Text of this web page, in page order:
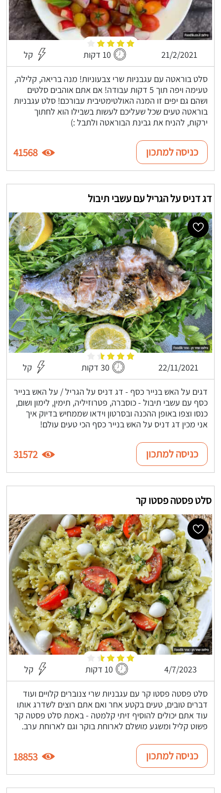
21/2/2021 10 דקות קל
סלט בוראטה עם עגבניות שרי צבעוניות! מנה בריאה, קלילה,
טעימה ויפה תוך 5 דקות עבודה! אם אתם אוהבים סלטים
ושהם גם יפים זו המנה האולטימטיבית עבורכם! סלט עגבניות
בוראטה טעים שכל שעליכם לעשות בשבילו הוא לחתוך
ירקות, להניח את גבינת הבוראטה ולתבל :)
כניסה למתכון 41568
דג דניס על הגריל עם עשבי תיבול
22/11/2021 30 דקות קל
דגים על האש בנייר כסף - דג דניס על הגריל / על האש בנייר
כסף עם עשבי תיבול - כוסברה, פטרוזיליה, תימין, לימון ושום,
כנסו וצפו באופן ההכנה ובסרטון וידאו שממחיש בדיוק איך
אני מכין דג דניס על האש בנייר כסף הכי טעים עולם!
כניסה למתכון 31572
סלט פסטה פסטו קר
4/7/2023 10 דקות קל
סלט פסטה פסטו קר עם עגבניות שרי צנוברים קלויים ועוד
דברים טובים, טעים בקטע אחר ואם אתם רוצים לשדרג אותו
עוד אתם יכולים להוסיף זיתי קלמטה - באמת סלט פסטה קר
פשוט קליל ומשגע מושלם לארוחת בוקר וגם לארוחת ערב.
כניסה למתכון 18853